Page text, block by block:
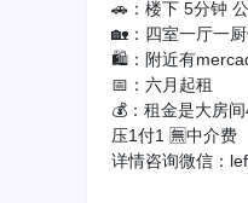
🚗：楼下 5分钟
🏡：四室一厅一
🛍：附近有
📅：六月起租
💰：租金是大房
压1付1 🈚中介费
详情咨询微信：